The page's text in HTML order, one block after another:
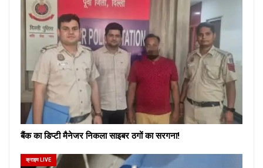
बैंक का डिप्टी मैनेजर निकला साइबर ठगों का सरगना!
क्राइम LIVE